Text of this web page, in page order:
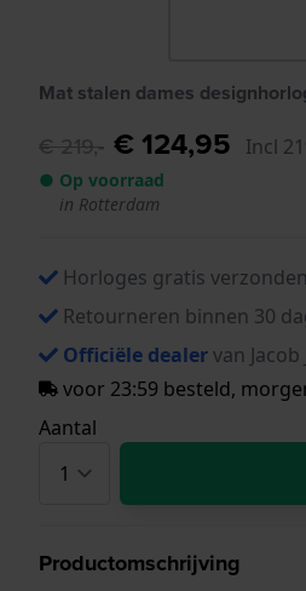
Mat stalen dames
€ 219,- € 124,95 Incl
● Op voorraad
in Rotterdam
Horloges gratis
Retourneren binnen 30
Officiële dealervan Jacob
voor 23:59 besteld,
Aantal
Productomschrijving